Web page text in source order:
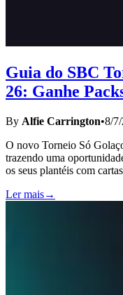
Guia do SBC
26: Ganhe
By Alfie Carrington•8/
O novo Torneio Só
trazendo uma
os seus plantéis com cartas
Ler mais→